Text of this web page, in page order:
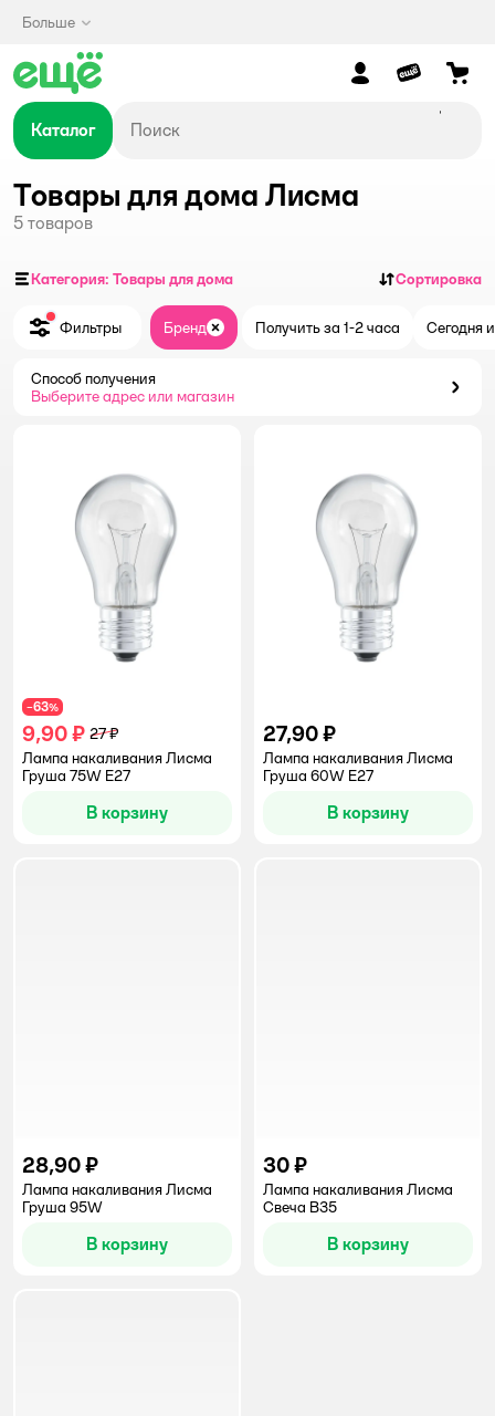
Больше
Каталог
Товары для дома Лисма
5 товаров
Категория: Товары для дома Сортировка
Фильтры Бренд ЗакрытьПолучить за 1-2 часа Сегодня
Способ получения
Выберите адрес или магазин
−63%
9,90 ₽ 27 ₽
Лампа накаливания Лисма
Груша 75W E27
В корзину
27,90 ₽
Лампа накаливания Лисма
Груша 60W E27
В корзину
28,90 ₽
Лампа накаливания Лисма
Груша 95W
В корзину
30 ₽
Лампа накаливания Лисма
Свеча В35
В корзину